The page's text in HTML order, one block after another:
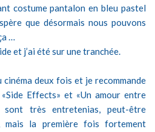
costume pantalon en bleu pastel
que désormais nous pouvons
…
et j’ai étésur unetranchée.
cinéma deux fois et je recommande
Effects» et «Un amour entre
sont très entretenias, peut-être
mais la première fois fortement